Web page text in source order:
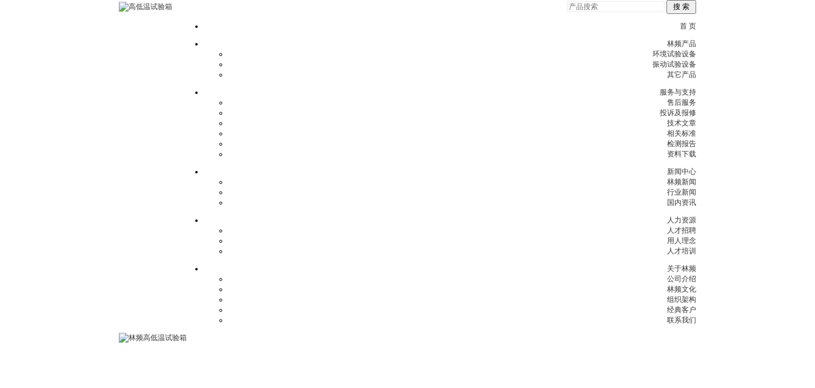
首 页
林频产品
环境试验设备
振动试验设备
其它产品
服务与支持
售后服务
投诉及报修
技术文章
相关标准
检测报告
资料下载
新闻中心
林频新闻
行业新闻
国内资讯
人力资源
人才招聘
用人理念
人才培训
关于林频
公司介绍
林频文化
组织架构
经典客户
联系我们